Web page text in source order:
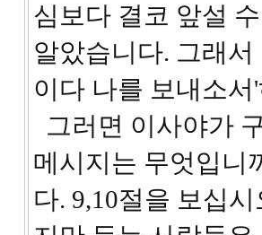
심보다 결코 앞설
알았습니다. 그래
이다 나를 보내소
그러면 이사야가
메시지는 무엇입니
다. 9,10절을 보십